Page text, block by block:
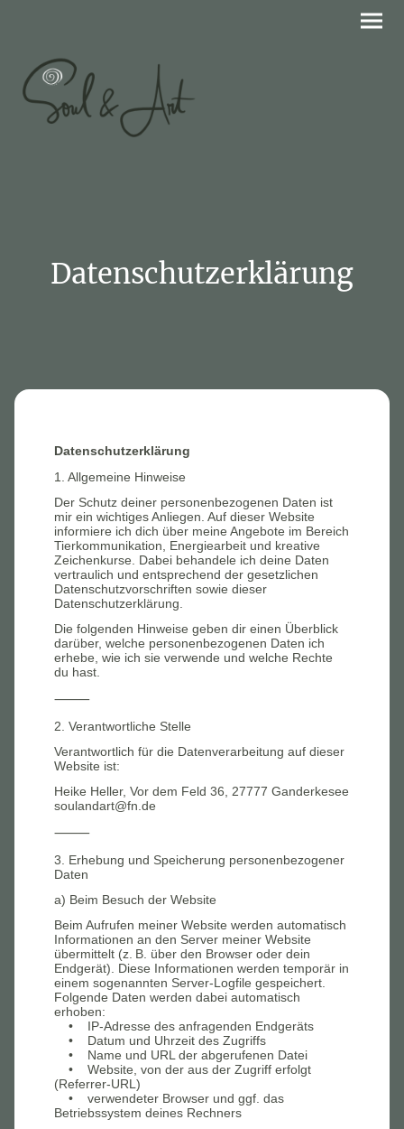
Datenschutzerklärung
Datenschutzerklärung
1. Allgemeine Hinweise
Der Schutz deiner personenbezogenen Daten ist
mir ein wichtiges Anliegen. Auf dieser Website
informiere ich dich über meine Angebote im Bereich
Tierkommunikation, Energiearbeit und kreative
Zeichenkurse. Dabei behandele ich deine Daten
vertraulich und entsprechend der gesetzlichen
Datenschutzvorschriften sowie dieser
Datenschutzerklärung.
Die folgenden Hinweise geben dir einen Überblick
darüber, welche personenbezogenen Daten ich
erhebe, wie ich sie verwende und welche Rechte
du hast.
⸻
2. Verantwortliche Stelle
Verantwortlich für die Datenverarbeitung auf dieser
Website ist:
Heike Heller, Vor dem Feld 36, 27777 Ganderkesee
soulandart@fn.de
⸻
3. Erhebung und Speicherung personenbezogener
Daten
a) Beim Besuch der Website
Beim Aufrufen meiner Website werden automatisch
Informationen an den Server meiner Website
übermittelt (z. B. über den Browser oder dein
Endgerät). Diese Informationen werden temporär in
einem sogenannten Server-Logfile gespeichert.
Folgende Daten werden dabei automatisch
erhoben:
• IP-Adresse des anfragenden Endgeräts
• Datum und Uhrzeit des Zugriffs
• Name und URL der abgerufenen Datei
• Website, von der aus der Zugriff erfolgt
(Referrer-URL)
• verwendeter Browser und ggf. das
Betriebssystem deines Rechners